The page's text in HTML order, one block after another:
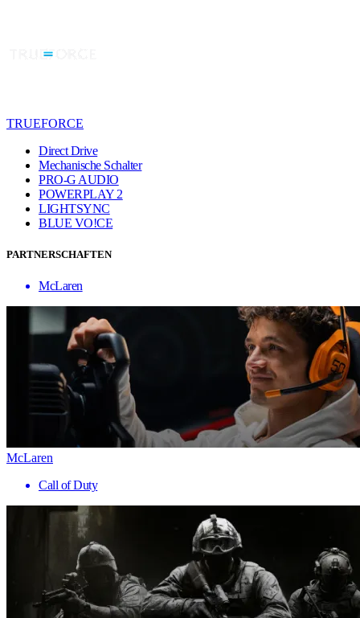
TRUEFORCE
Direct Drive
Mechanische Schalter
PRO-G AUDIO
POWERPLAY 2
LIGHTSYNC
BLUE VO!CE
PARTNERSCHAFTEN
McLaren
McLaren
Call of Duty